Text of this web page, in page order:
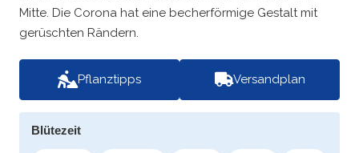
Mitte. Die Corona hat eine becherförmige Gestalt mit
gerüschten Rändern.
Pflanztipps Versandplan
Blütezeit